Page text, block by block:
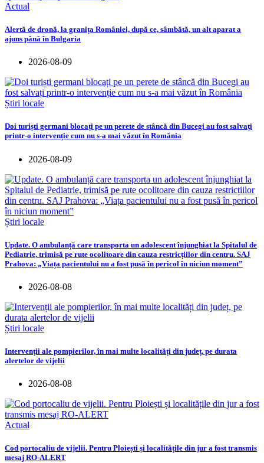
Actual
Alertă de dronă, la granița României, după ce, sâmbătă, un alt aparat a
ajuns până în Bulgaria
2026-08-09
Știri locale
Doi turiști germani blocați pe un perete de stâncă din Bucegi au fost salvați
printr-o intervenție cum nu s-a mai văzut în România
2026-08-09
Știri locale
Update. O ambulanță care transporta un adolescent înjunghiat la Spitalul de
Pediatrie, trimisă pe rute ocolitoare din cauza restricțiilor din centru. SAJ
Prahova: „Viața pacientului nu a fost pusă în pericol în niciun moment”
2026-08-08
Știri locale
Intervenții ale pompierilor, în mai multe localități din județ, pe durata
alertelor de vijelii
2026-08-08
Actual
Cod portocaliu de vijelii. Pentru Ploiești și localitățile din jur a fost transmis
mesaj RO-ALERT